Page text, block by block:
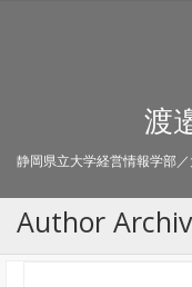
渡
静岡県立大学経営情報学部
Author